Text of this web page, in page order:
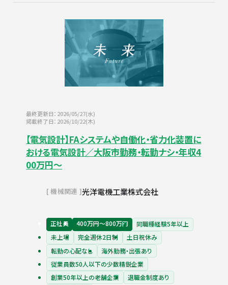
最終更新日：2026/05/27(水)
掲載終了日：2026/10/22(木)
【電気設計】FAシステムや自働化・省力化装置に
おける電気設計／大阪市勤務・転勤ナシ・年収4
00万円～
機械関連 光洋電機工業株式会社
正社員 400万円〜800万円
同職種経験5年以上
未上場
完全週休2日制
土日祝休み
転勤の心配なし
海外勤務・出張あり
従業員数50人以下の少数精鋭企業
創業50年以上の老舗企業
退職金制度あり